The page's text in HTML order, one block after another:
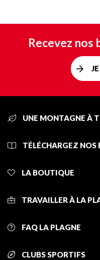
Recevez nos
UNE MONTAGNE À
TÉLÉCHARGEZ NOS
LA BOUTIQUE
TRAVAILLER À LA
FAQ LA PLAGNE
CLUBS SPORTIFS